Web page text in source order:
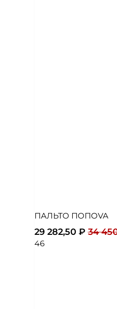
ПАЛЬТО ПОПОVA
29 282,50 ₽ 34
46